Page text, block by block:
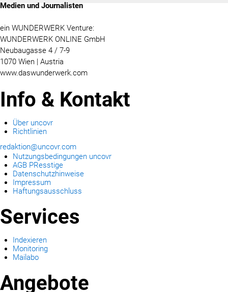
Medien und Journalisten
ein WUNDERWERK Venture:
WUNDERWERK ONLINE GmbH
Neubaugasse 4 / 7-9
1070 Wien | Austria
www.daswunderwerk.com
Info & Kontakt
Über uncovr
Richtlinien
redaktion@uncovr.com
Nutzungsbedingungen uncovr
AGB PResstige
Datenschutzhinweise
Impressum
Haftungsausschluss
Services
Indexieren
Monitoring
Mailabo
Angebote